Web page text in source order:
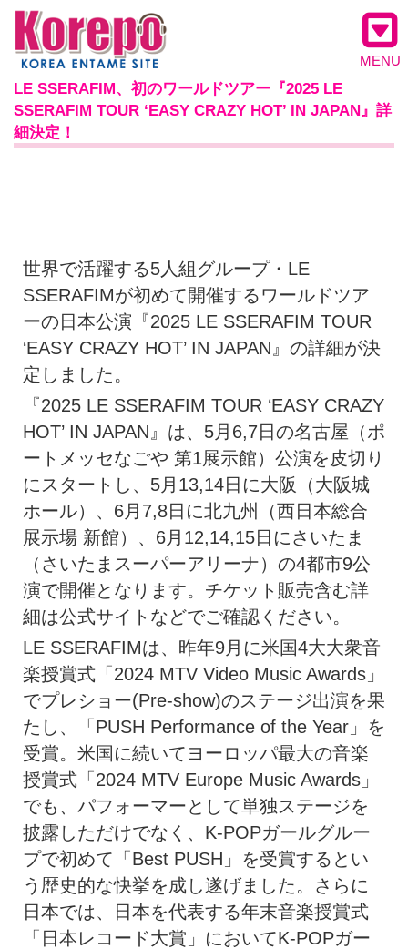
MENU
LE SSERAFIM、初のワールドツアー『2025 LE
SSERAFIM TOUR ‘EASY CRAZY HOT’ IN JAPAN』詳
細決定！
世界で活躍する5人組グループ・LE
SSERAFIMが初めて開催するワールドツア
ーの日本公演『2025 LE SSERAFIM TOUR
‘EASY CRAZY HOT’ IN JAPAN』の詳細が決
定しました。
『2025 LE SSERAFIM TOUR ‘EASY CRAZY
HOT’ IN JAPAN』は、5月6,7日の名古屋（ポ
ートメッセなごや 第1展示館）公演を皮切り
にスタートし、5月13,14日に大阪（大阪城
ホール）、6月7,8日に北九州（西日本総合
展示場 新館）、6月12,14,15日にさいたま
（さいたまスーパーアリーナ）の4都市9公
演で開催となります。チケット販売含む詳
細は公式サイトなどでご確認ください。
LE SSERAFIMは、昨年9月に米国4大大衆音
楽授賞式「2024 MTV Video Music Awards」
でプレショー(Pre-show)のステージ出演を果
たし、「PUSH Performance of the Year」を
受賞。米国に続いてヨーロッパ最大の音楽
授賞式「2024 MTV Europe Music Awards」
でも、パフォーマーとして単独ステージを
披露しただけでなく、K-POPガールグルー
プで初めて「Best PUSH」を受賞するとい
う歴史的な快挙を成し遂げました。さらに
日本では、日本を代表する年末音楽授賞式
「日本レコード大賞」においてK-POPガー